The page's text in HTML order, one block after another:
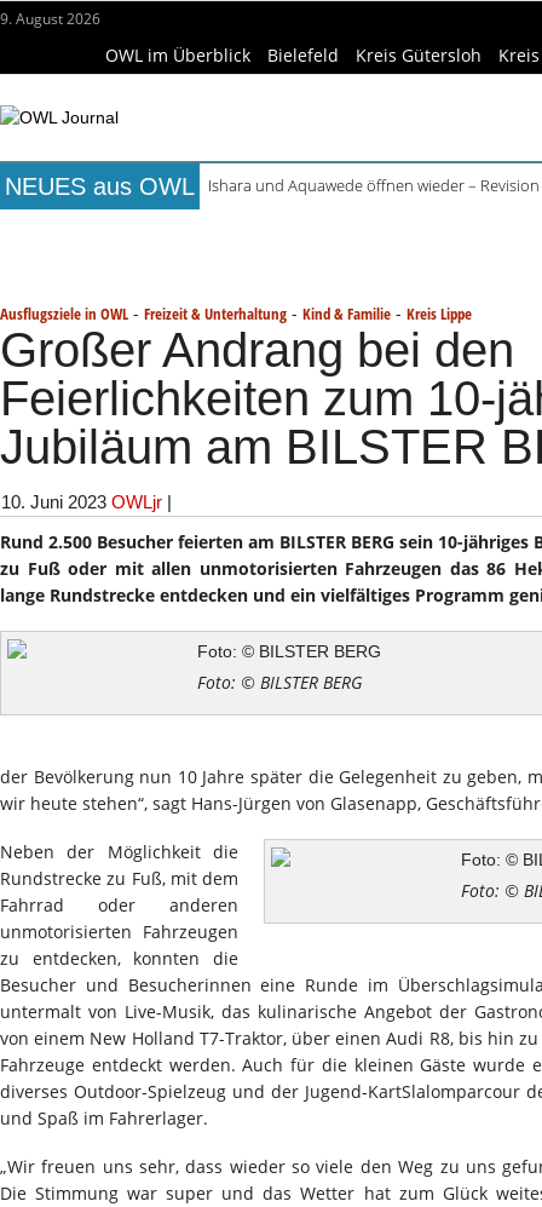
9. August 2026
OWL im Überblick Bielefeld Kreis Gütersloh
NEUES aus OWL
Ishara und Aquawede öffnen wieder –
Ausflugsziele in OWL - Freizeit & Unterhaltung - Kind & Familie - Kreis Lippe
Großer Andrang bei den
Feierlichkeiten zum 10-
Jubiläum am BILSTER
10. Juni 2023 OWLjr |
Rund 2.500 Besucher feierten am BILSTER BERG sein 10-
zu Fuß oder mit allen unmotorisierten Fahrzeugen das 86
lange Rundstrecke entdecken und ein vielfältiges Programm
Foto: © BILSTER BERG
der Bevölkerung nun 10 Jahre später die Gelegenheit zu geben,
wir heute stehen“, sagt Hans-Jürgen von Glasenapp,
Foto: ©
Neben der Möglichkeit die
Rundstrecke zu Fuß, mit dem
Fahrrad oder anderen
unmotorisierten Fahrzeugen
zu entdecken, konnten die
Besucher und Besucherinnen eine Runde im
untermalt von Live-Musik, das kulinarische Angebot der
von einem New Holland T7-Traktor, über einen Audi R8, bis hin
Fahrzeuge entdeckt werden. Auch für die kleinen Gäste wurde
diverses Outdoor-Spielzeug und der Jugend-KartSlalomparcour
und Spaß im Fahrerlager.
„Wir freuen uns sehr, dass wieder so viele den Weg zu uns
Die Stimmung war super und das Wetter hat zum Glück